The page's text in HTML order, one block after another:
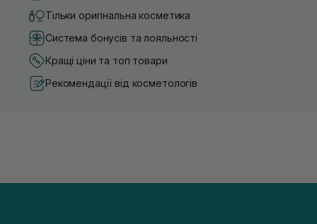
Тільки оригінальна косметика
Система бонусів та лояльності
Кращі ціни та топ товари
Рекомендації від косметологів